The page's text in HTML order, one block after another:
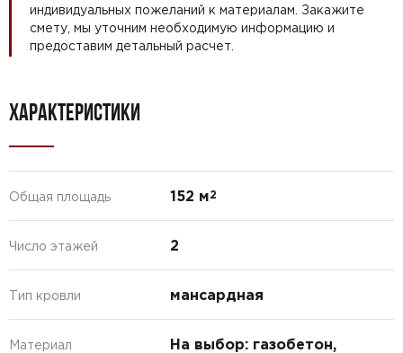
индивидуальных пожеланий к материалам. Закажите
смету, мы уточним необходимую информацию и
предоставим детальный расчет.
ХАРАКТЕРИСТИКИ
Общая площадь 152 м2
Число этажей 2
Тип кровли мансардная
Материал
На выбор: газобетон,